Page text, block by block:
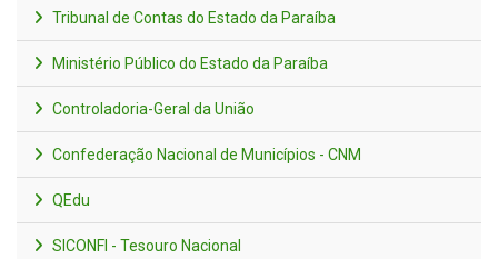
Tribunal de Contas do Estado da Paraíba
Ministério Público do Estado da Paraíba
Controladoria-Geral da União
Confederação Nacional de Municípios - CNM
QEdu
SICONFI - Tesouro Nacional